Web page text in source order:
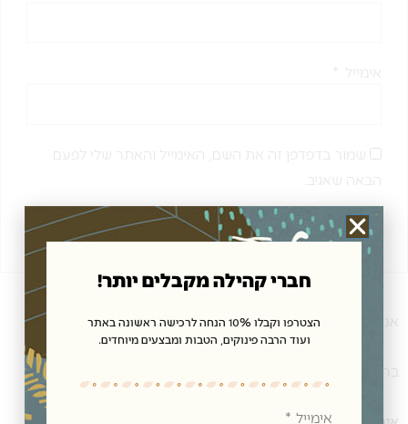
אימייל *
שמור בדפדפן זה את השם, האימייל והאתר שלי לפעם
הבאה שאגיב.
אנחנו ב”תנובת כנרת” שמים דגש על שירות ברמה הגבוהה ביותר.
חברי קהילה מקבלים יותר!
הצטרפו וקבלו 10% הנחה לרכישה ראשונה באתר
ועוד הרבה פינוקים, הטבות ומבצעים מיוחדים.